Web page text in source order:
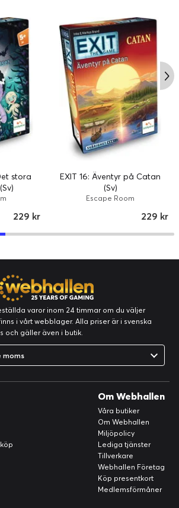
stora
229 kr
EXIT 16: Äventyr på Catan
(Sv)
Escape Room
229 kr
varor inom 24 timmar om du väljer
i vårt webblager. Alla priser är i svenska
och gäller även i butik.
moms
Om Webhallen
Våra butiker
Om Webhallen
Miljöpolicy
Lediga tjänster
Tillverkare
Webhallen Företag
Köp presentkort
Medlemsförmåner